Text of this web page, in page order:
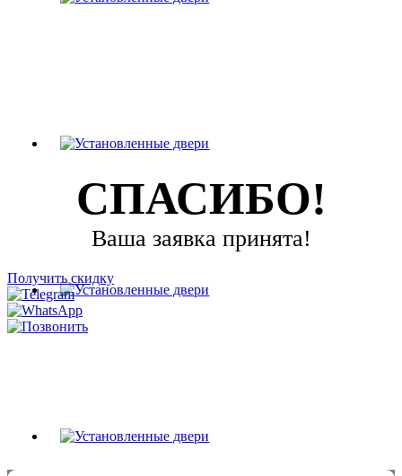
СПАСИБО!
Ваша заявка принята!
Получить скидку